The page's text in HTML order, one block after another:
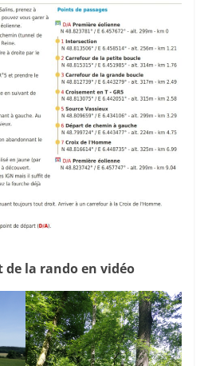
de la rando en vidéo